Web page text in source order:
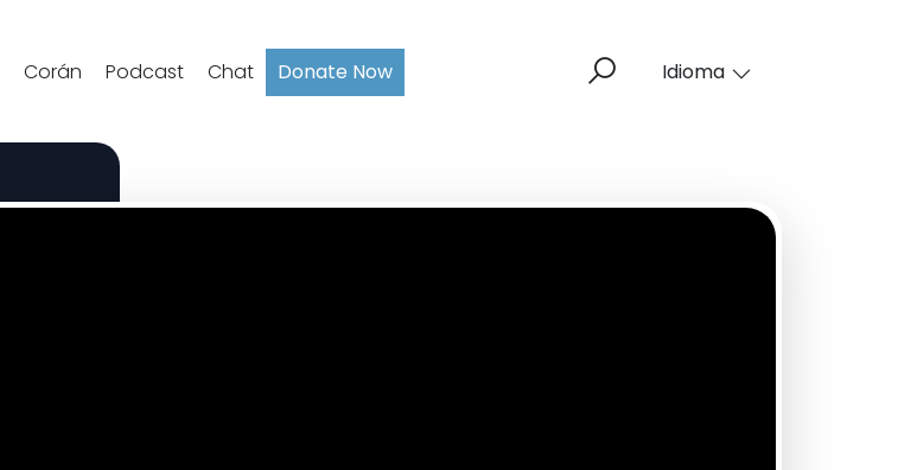
Corán Podcast Chat Donate Now Idioma